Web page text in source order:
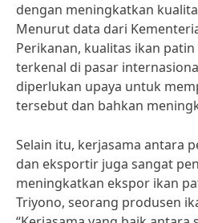
dengan meningkatkan
Menurut data dari
Perikanan, kualitas ikan
terkenal di pasar
diperlukan upaya untuk
tersebut dan bahkan
Selain itu, kerjasama antara
dan eksportir juga sangat
meningkatkan ekspor ikan
Triyono, seorang produsen